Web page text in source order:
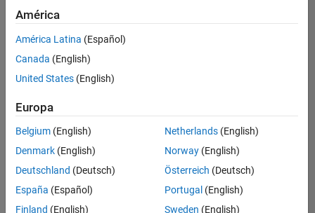
Education Marketing
Actualmente
no
puestos
disponibles
que
se
correspondan
con
sus
criterios
América
América Latina (Español)
Canada (English)
United States (English)
Europa
Belgium (English)
Denmark (English)
Deutschland (Deutsch)
España (Español)
Finland (English)
Netherlands(English)
Norway(English)
Österreich (Deutsch)
Portugal (English)
Sweden (English)